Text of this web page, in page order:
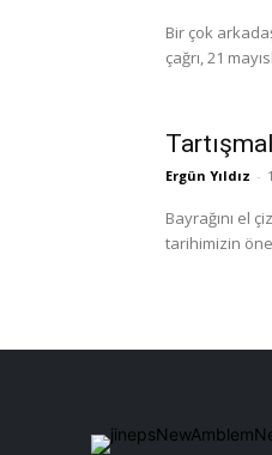
Bir çok
çağrı, 21
Ergün Yıldız -
Bayrağını el çizer mi, Alfabeni el dizer mi, Tarihini el yazar mı, Sen
tarihimizin